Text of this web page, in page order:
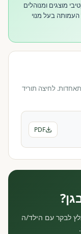
מוצגים ומנוהלים
בעל מנוי
לחיצה תוריד
PDF
לפעוטות עד גיל 3. מומלץ לבקר עם הילד/ה